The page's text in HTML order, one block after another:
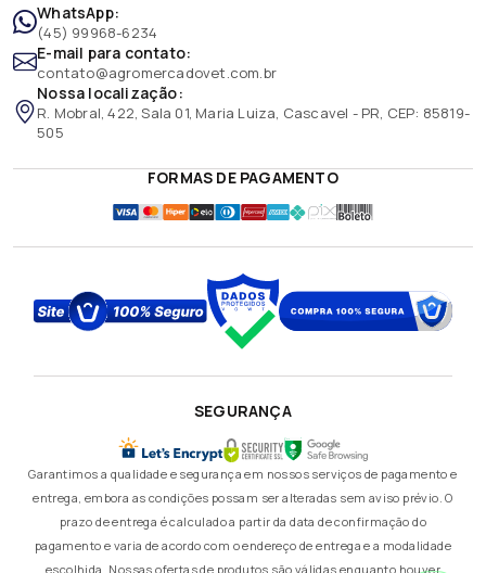
WhatsApp:
(45) 99968-6234
E-mail para contato:
contato@agromercadovet.com.br
Nossa localização:
R. Mobral, 422, Sala 01, Maria Luiza, Cascavel - PR, CEP: 85819-
505
FORMAS DE PAGAMENTO
SEGURANÇA
Garantimos a qualidade e segurança em nossos serviços de pagamento e
entrega, embora as condições possam ser alteradas sem aviso prévio. O
prazo de entrega é calculado a partir da data de confirmação do
pagamento e varia de acordo com o endereço de entrega e a modalidade
escolhida. Nossas ofertas de produtos são válidas enquanto houver